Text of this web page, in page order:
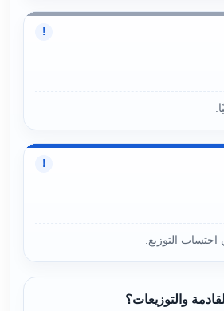
!
!
التوزيع.
والتوزيعات؟